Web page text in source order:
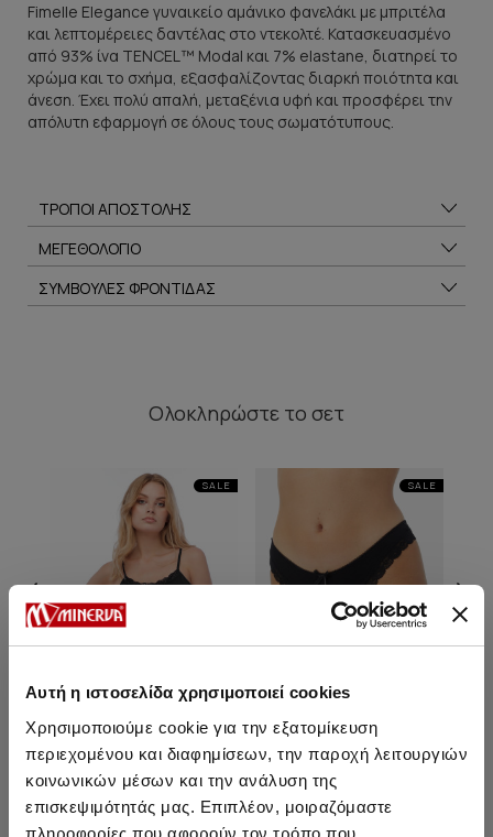
Αυτή η ιστοσελίδα χρησιμοποιεί cookies
Χρησιμοποιούμε cookie για την εξατομίκευση
περιεχομένου και διαφημίσεων, την παροχή λειτουργιών
κοινωνικών μέσων και την ανάλυση της
επισκεψιμότητάς μας. Επιπλέον, μοιραζόμαστε
πληροφορίες που αφορούν τον τρόπο που
Fimelle Elegance γυναικείο αμάνικο φανελάκι με μπριτέλα
και λεπτομέρειες δαντέλας στο ντεκολτέ. Κατασκευασμένο
από 93% ίνα TENCEL™ Modal και 7% elastane, διατηρεί το
χρώμα και το σχήμα, εξασφαλίζοντας διαρκή ποιότητα και
άνεση. Έχει πολύ απαλή, μεταξένια υφή και προσφέρει την
απόλυτη εφαρμογή σε όλους τους σωματότυπους.
ΤΡΟΠΟΙ ΑΠΟΣΤΟΛΗΣ
ΜΕΓΕΘΟΛΟΓΙΟ
ΣΥΜΒΟΥΛΕΣ ΦΡΟΝΤΙΔΑΣ
Ολοκληρώστε το σετ
SALE
Fimelle Elegance TENCEL™
Modal Γυναικείο Rio Σλιπ
SALE
Fimelle Elegance TENCEL™
Modal Γυναικείο String